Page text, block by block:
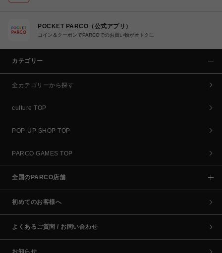
POCKET PARCO（公式アプリ）
コイン＆クーポンでPARCOでのお買い物がオトクに
カテゴリー
全カテゴリーから探す
culture TOP
POP-UP SHOP TOP
PARCO GAMES TOP
全国のPARCO店舗
初めてのお客様へ
よくあるご質問 / お問い合わせ
お知らせ